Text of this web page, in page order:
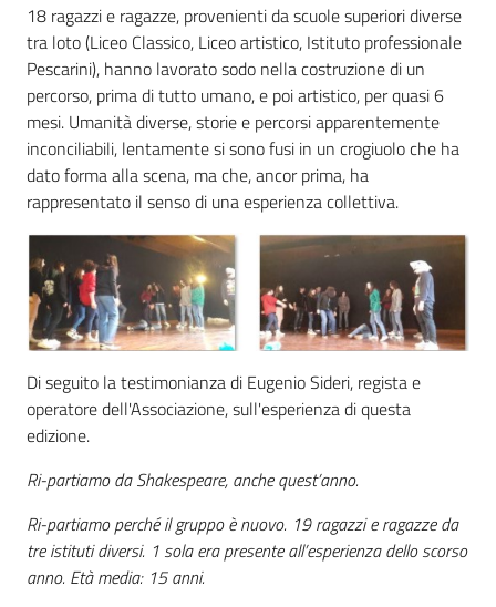
18 ragazzi e ragazze, provenienti da scuole superiori diverse
tra loto (Liceo Classico, Liceo artistico, Istituto professionale
Pescarini), hanno lavorato sodo nella costruzione di un
percorso, prima di tutto umano, e poi artistico, per quasi 6
mesi. Umanità diverse, storie e percorsi apparentemente
inconciliabili, lentamente si sono fusi in un crogiuolo che ha
dato forma alla scena, ma che, ancor prima, ha
rappresentato il senso di una esperienza collettiva.
Di seguito la testimonianza di Eugenio Sideri, regista e
operatore dell'Associazione, sull'esperienza di questa
edizione.
Ri-partiamo da Shakespeare, anche quest’anno.
Ri-partiamo perché il gruppo è nuovo. 19 ragazzi e ragazze da
tre istituti diversi. 1 sola era presente all’esperienza dello scorso
anno. Età media: 15 anni.